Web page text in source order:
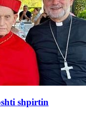
shpirtin